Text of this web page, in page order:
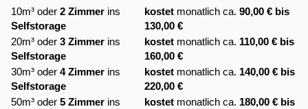
10m³ oder 2 Zimmer ins
Selfstorage
kostet monatlich ca. 90,00 € bis
130,00 €
20m³ oder 3 Zimmer ins
Selfstorage
kostet monatlich ca. 110,00 € bis
160,00 €
30m³ oder 4 Zimmer ins
Selfstorage
kostet monatlich ca. 140,00 € bis
220,00 €
50m³ oder 5 Zimmer ins
kostet monatlich ca. 180,00 € bis